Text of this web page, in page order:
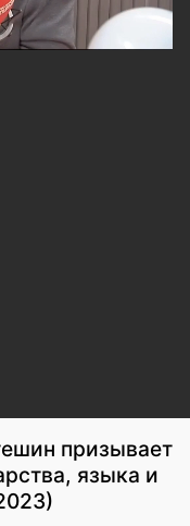
призывает
языка и